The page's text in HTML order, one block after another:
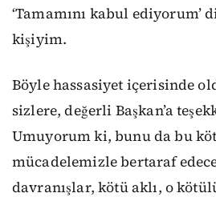
‘Tamamını kabul ediyorum’
kişiyim.
Böyle hassasiyet içerisinde
sizlere, değerli Başkan’a
Umuyorum ki, bunu da bu
mücadelemizle bertaraf
davranışlar, kötü aklı, o